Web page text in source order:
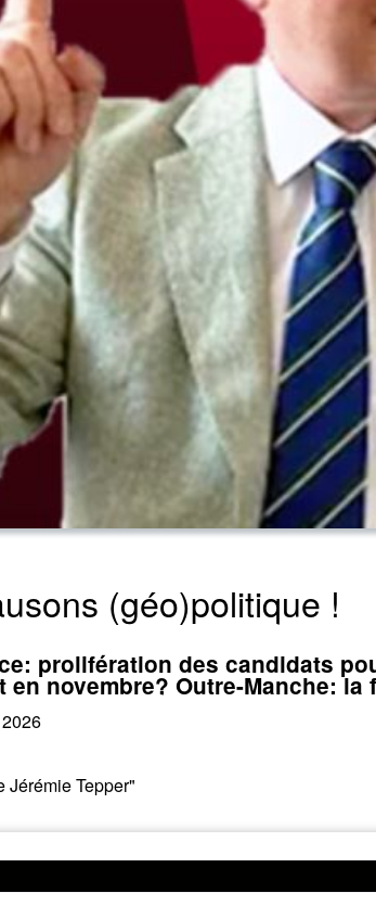
(géo)politique !
prolifération des candidats
en novembre? Outre-Manche:
Jérémie Tepper"